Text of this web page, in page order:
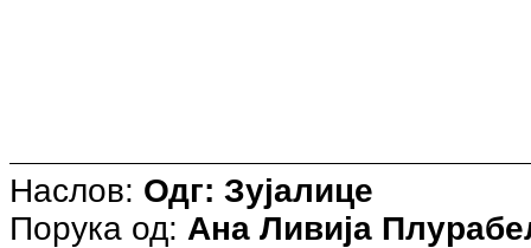
Наслов: Одг: Зујалице
Порука од: Ана Ливија